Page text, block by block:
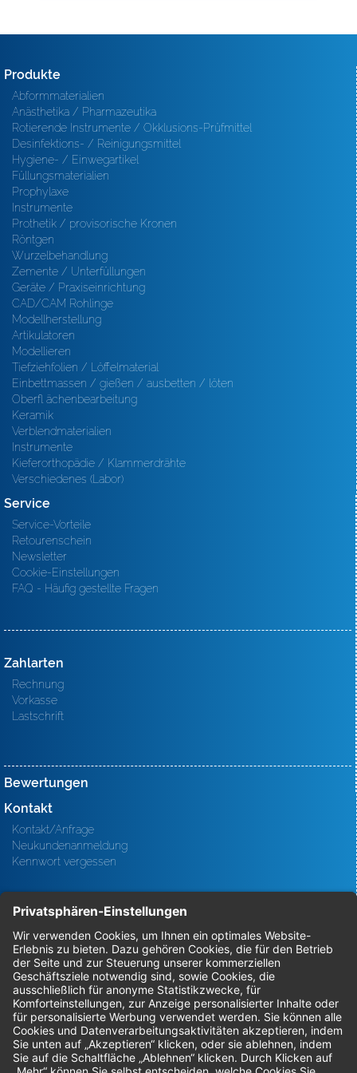
Produkte
Abformmaterialien
Anästhetika / Pharmazeutika
Rotierende Instrumente / Okklusions-Prüfmittel
Desinfektions- / Reinigungsmittel
Hygiene- / Einwegartikel
Füllungsmaterialien
Prophylaxe
Instrumente
Prothetik / provisorische Kronen
Röntgen
Wurzelbehandlung
Zemente / Unterfüllungen
Geräte / Praxiseinrichtung
CAD/CAM Rohlinge
Modellherstellung
Artikulatoren
Modellieren
Tiefziehfolien / Löffelmaterial
Einbettmassen / gießen / ausbetten / löten
Oberfl ächenbearbeitung
Keramik
Verblendmaterialien
Instrumente
Kieferorthopädie / Klammerdrähte
Verschiedenes (Labor)
Service
Service-Vorteile
Retourenschein
Newsletter
Cookie-Einstellungen
FAQ - Häufig gestellte Fragen
Zahlarten
Rechnung
Vorkasse
Lastschrift
Bewertungen
Kontakt
Kontakt/Anfrage
Neukundenanmeldung
Kennwort vergessen
Bestellungen
Sendung verfolgen